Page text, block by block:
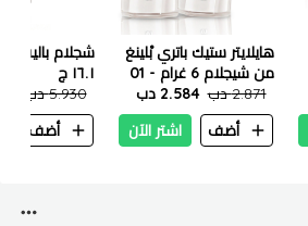
هايلايتر ستيك باتري بْلينغ
من شيجلام 6 غرام - 01
فانيليا فروست
2.871 دب
2.584 دب
أضف
اشتر الآن
شجلام باليت
١٦.١ ج
5.930 دب
أضف